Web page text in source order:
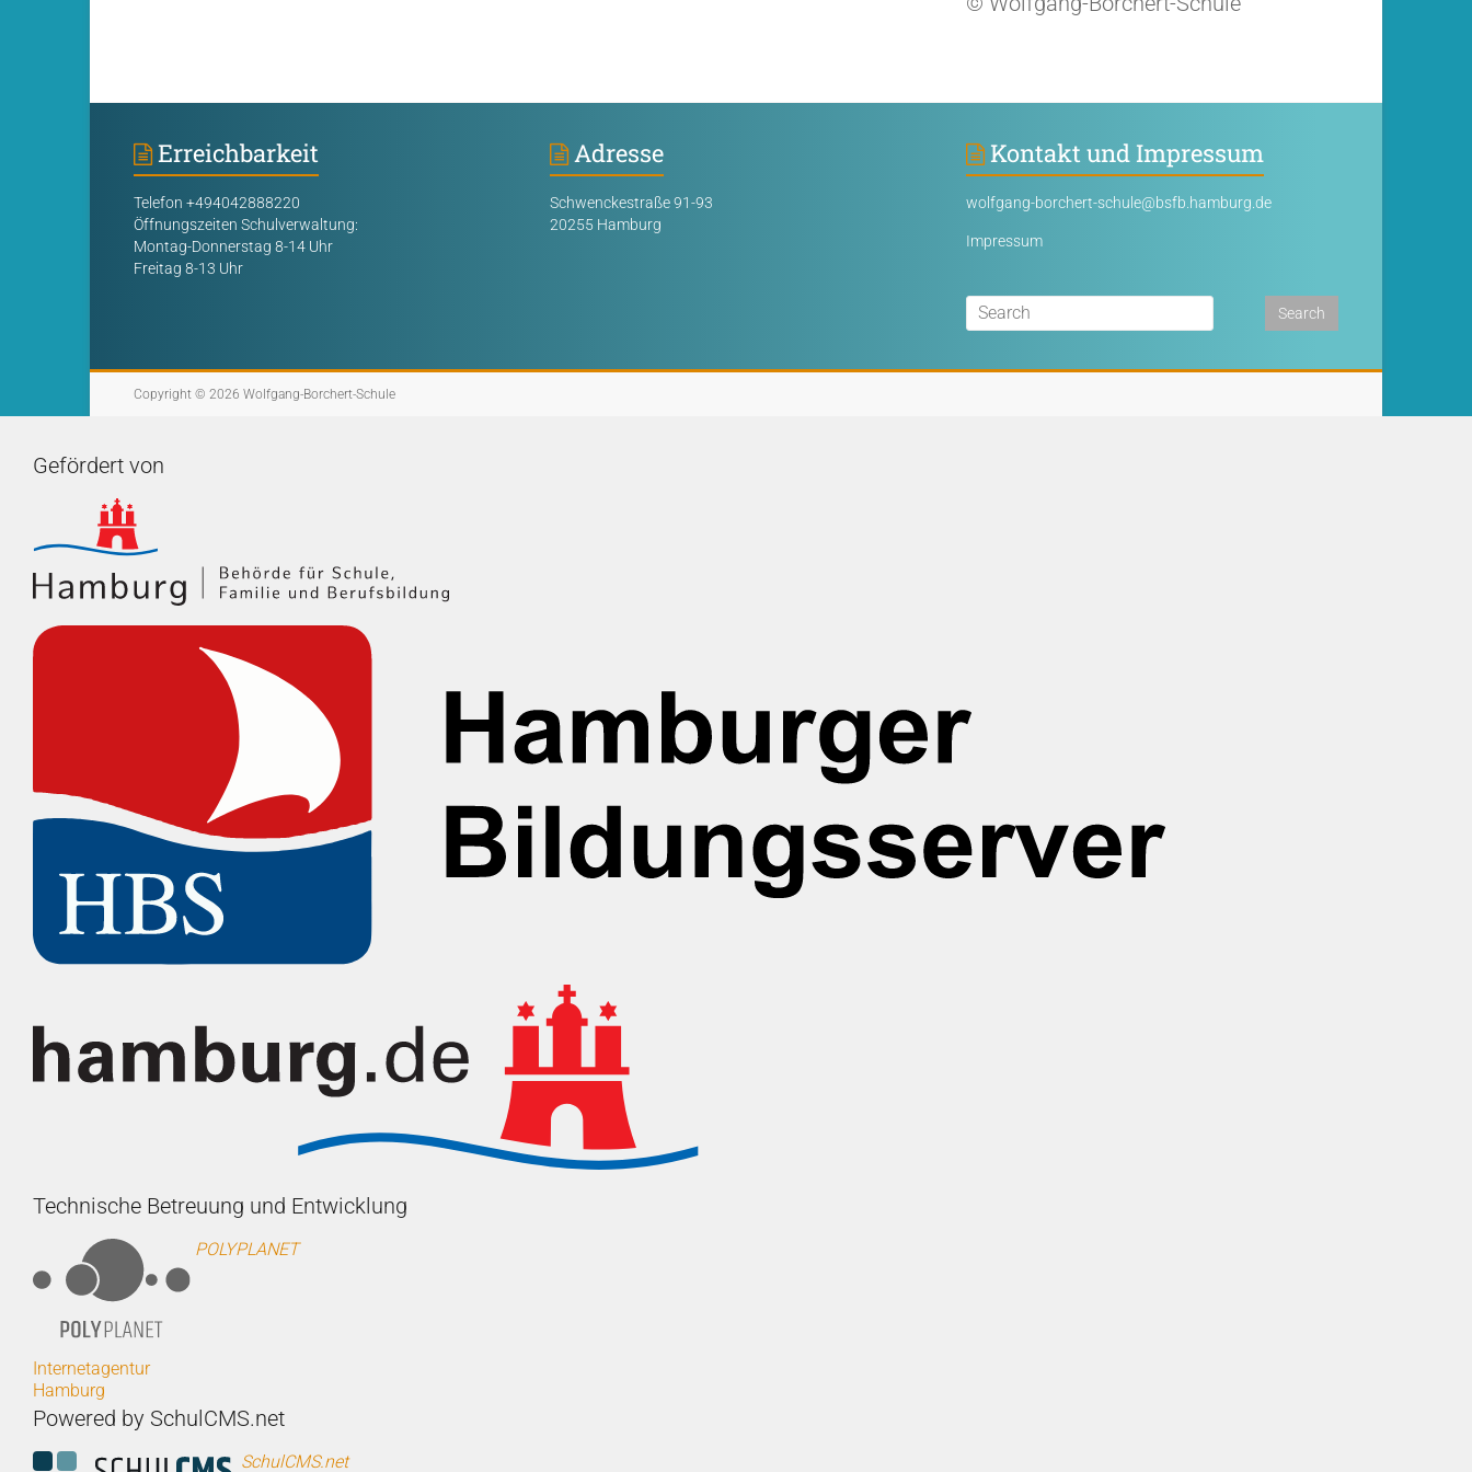
Erreichbarkeit
Telefon +494042888220
Öffnungszeiten Schulverwaltung:
Montag-Donnerstag 8-14 Uhr
Freitag 8-13 Uhr
Adresse
Schwenckestraße 91-93
20255 Hamburg
Kontakt und Impressum
wolfgang-borchert-schule@bsfb.hamburg.de
Impressum
Copyright © 2026 Wolfgang-Borchert-Schule
Gefördert von
Technische Betreuung und Entwicklung
POLYPLANET
Internetagentur
Hamburg
Powered by SchulCMS.net
SchulCMS.net